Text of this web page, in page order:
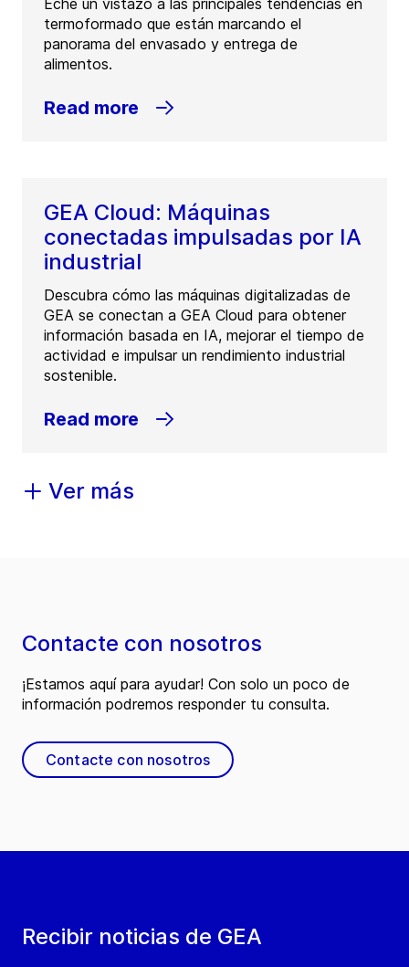
Eche un vistazo a las principales tendencias en
termoformado que están marcando el
panorama del envasado y entrega de
alimentos.
Read more
GEA Cloud: Máquinas
conectadas impulsadas por IA
industrial
Descubra cómo las máquinas digitalizadas de
GEA se conectan a GEA Cloud para obtener
información basada en IA, mejorar el tiempo de
actividad e impulsar un rendimiento industrial
sostenible.
Read more
Ver más
Recibir noticias de GEA
Contacte con nosotros
¡Estamos aquí para ayudar! Con solo un poco de
información podremos responder tu consulta.
Contacte con nosotros